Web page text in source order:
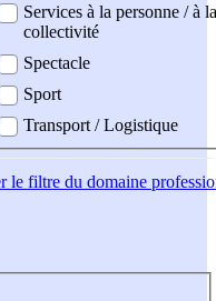
Services à la personne / à la
collectivité
Spectacle
Sport
Transport / Logistique
le filtre du domaine